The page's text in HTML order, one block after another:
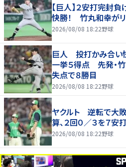
【巨人】２安打完封
快勝！ 竹丸和幸が
2026/08/08 18:22野球
巨人 投打かみ合い
一挙５得点 先発・竹
失点で８勝目
2026/08/08 18:22野球
ヤクルト 逆転で大
算、２回０／３を７安
2026/08/08 18:22野球